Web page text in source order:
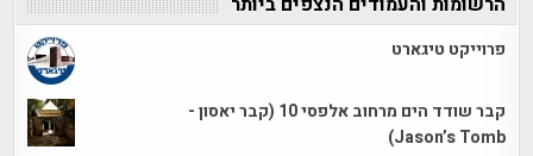
פרוייקט טיגארט
קבר שודד הים מרחוב אלפסי 10 (קבר יאסון -
Jason’s Tomb)